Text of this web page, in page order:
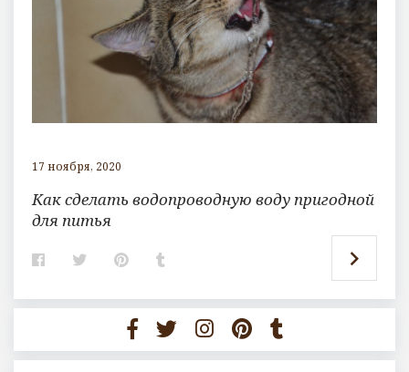
17 ноября, 2020
Как сделать водопроводную воду пригодной
для питья
F
e
o
k
T
t
r
P
t
e
r
e
s
b
l
r